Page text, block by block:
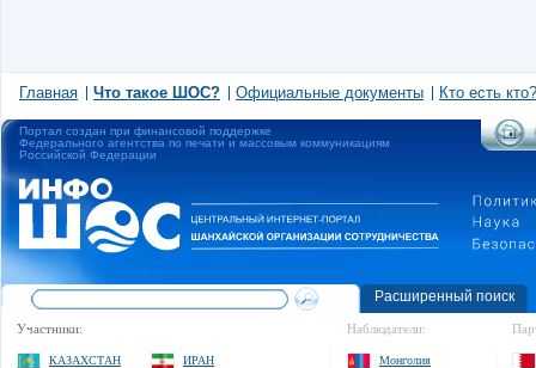
Главная Что такое ШОС? Официальные документы Кто есть кто?
Портал создан при финансовой поддержке
Федерального агентства по печати и массовым коммуникациям
Российской Федерации
Расширенный поиск
Участники:
КАЗАХСТАН
ИРАН
Наблюдатели:
Монголия